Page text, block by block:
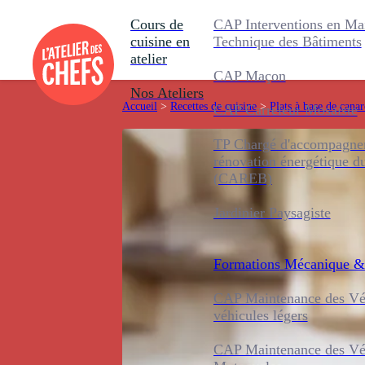
Cours de
cuisine en
atelier
Nos Ateliers
CAP Interventions en
Technique des Bâtiments
CAP Maçon
CAP Carreleur Mosaïste
TP Chargé
rénovation énergétique
(CAREB)
Jardinier Paysagiste
Formations Mécanique
CAP Maintenance des
véhicules légers
CAP Maintenance des
Accueil > Recettes de cuisine > Plats à base de